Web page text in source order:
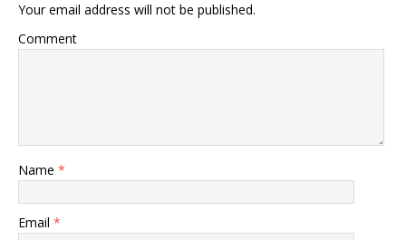
Your email address will not be published.
Comment
Name *
Email *